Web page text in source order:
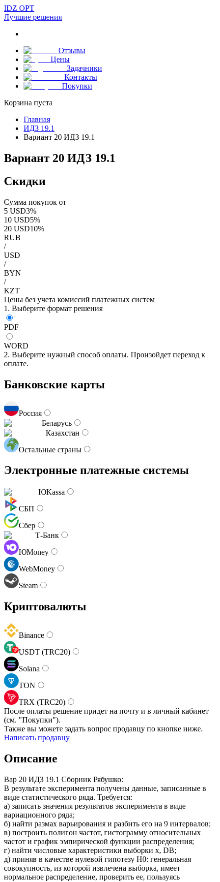
IDZ OPT
Лучшие решения
Отзывы
Цены
Задачники
Контакты
Покупки
Корзина пуста
Главная
ИДЗ 19.1
Вариант 20 ИДЗ 19.1
Вариант 20 ИДЗ 19.1
Скидки
Сумма покупок от
5 USD3%
10 USD5%
20 USD10%
RUB
/
USD
/
BYN
/
KZT
Цены без учета комиссий платежных систем
1. Выберите формат решения
PDF
WORD
2. Выберите нужный способ оплаты. Произойдет переход к
оплате.
Банковские карты
Россия
Беларусь
Казахстан
Остальные страны
Электронные платежные системы
ЮKassa
СБП
Сбер
Т-Банк
ЮMoney
WebMoney
Steam
Криптовалюты
Binance
USDT (TRC20)
Solana
TON
TRX (TRC20)
После оплаты решение придет на почту и в личный кабинет
(см. "Покупки").
Также вы можете задать вопрос продавцу по кнопке ниже.
Написать продавцу
Описание
Вар 20 ИДЗ 19.1 Сборник Рябушко:
В результате эксперимента получены данные, записанные в
виде статистического ряда. Требуется:
а) записать значения результатов эксперимента в виде
вариационного ряда;
б) найти размах варьирования и разбить его на 9 интервалов;
в) построить полигон частот, гистограмму относительных
частот и график эмпирической функции распределения;
г) найти числовые характеристики выборки x, DB;
д) приняв в качестве нулевой гипотезу H0: генеральная
совокупность, из которой извлечена выборка, имеет
нормальное распределение, проверить ее, пользуясь